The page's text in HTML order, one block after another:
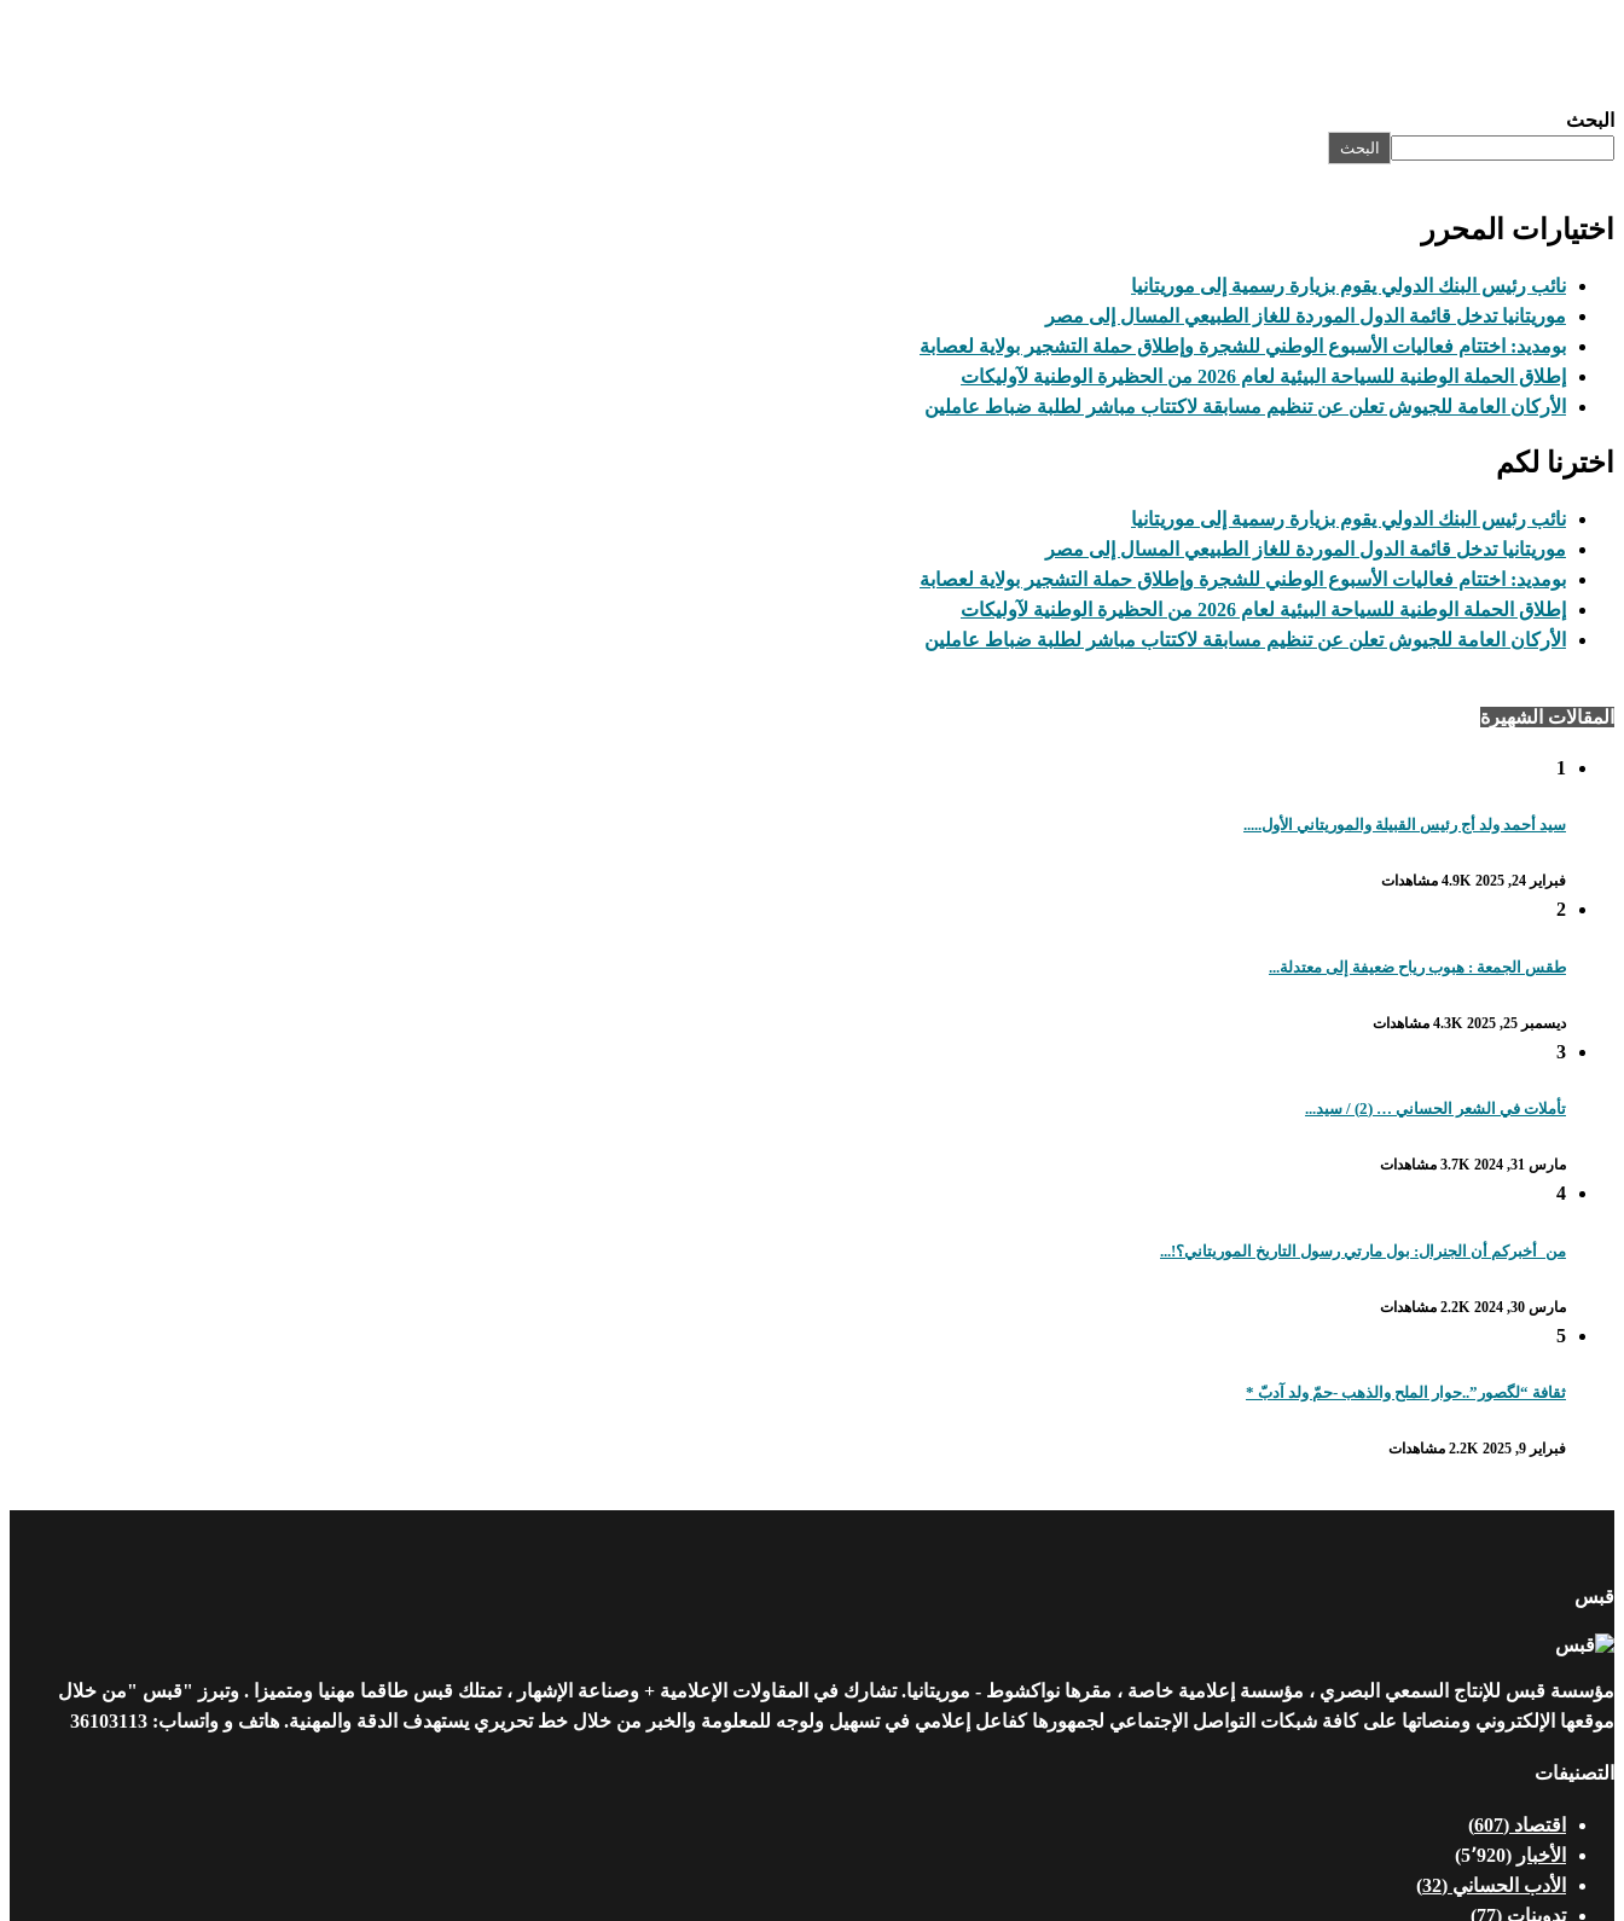
البحث
البحث
اختيارات المحرر
نائب رئيس البنك الدولي يقوم بزيارة رسمية إلى موريتانيا
موريتانيا تدخل قائمة الدول الموردة للغاز الطبيعي المسال إلى مصر
بومديد: اختتام فعاليات الأسبوع الوطني للشجرة وإطلاق حملة التشجير بولاية لعصابة
إطلاق الحملة الوطنية للسياحة البيئية لعام 2026 من الحظيرة الوطنية لآوليكات
الأركان العامة للجيوش تعلن عن تنظيم مسابقة لاكتتاب مباشر لطلبة ضباط عاملين
اخترنا لكم
نائب رئيس البنك الدولي يقوم بزيارة رسمية إلى موريتانيا
موريتانيا تدخل قائمة الدول الموردة للغاز الطبيعي المسال إلى مصر
بومديد: اختتام فعاليات الأسبوع الوطني للشجرة وإطلاق حملة التشجير بولاية لعصابة
إطلاق الحملة الوطنية للسياحة البيئية لعام 2026 من الحظيرة الوطنية لآوليكات
الأركان العامة للجيوش تعلن عن تنظيم مسابقة لاكتتاب مباشر لطلبة ضباط عاملين
المقالات الشهيرة
1
سيد أحمد ولد أج رئيس القبيلة والموريتاني الأول.....
فبراير 24, 2025 4.9K مشاهدات
2
طقس الجمعة : هبوب رياح ضعيفة إلى معتدلة...
ديسمبر 25, 2025 4.3K مشاهدات
3
تأملات في الشعر الحساني … (2) / سيد...
مارس 31, 2024 3.7K مشاهدات
4
من_أخبركم أن الجنرال: بول مارتي رسول التاريخ الموريتاني؟!...
مارس 30, 2024 2.2K مشاهدات
5
ثقافة “لگصور”..حوار الملح والذهب -حمّ ولد آدبّ *
فبراير 9, 2025 2.2K مشاهدات
قبس
مؤسسة قبس للإنتاج السمعي البصري ، مؤسسة إعلامية خاصة ، مقرها نواكشوط - موريتانيا. تشارك في المقاولات الإعلامية + وصناعة الإشهار ، تمتلك قبس طاقما مهنيا ومتميزا . وتبرز "قبس "من خلال
موقعها الإلكتروني ومنصاتها على كافة شبكات التواصل الإجتماعي لجمهورها كفاعل إعلامي في تسهيل ولوجه للمعلومة والخبر من خلال خط تحريري يستهدف الدقة والمهنية. هاتف و واتساب: 36103113
التصنيفات
اقتصاد (607)
الأخبار (5٬920)
الأدب الحساني (32)
تدوينات (77)